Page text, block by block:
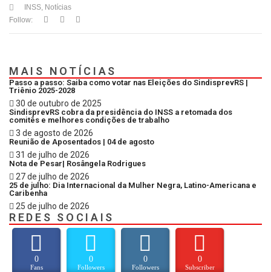
INSS, Notícias
Follow:
MAIS NOTÍCIAS
Passo a passo: Saiba como votar nas Eleições do SindisprevRS |
Triênio 2025-2028
30 de outubro de 2025
SindisprevRS cobra da presidência do INSS a retomada dos
comitês e melhores condições de trabalho
3 de agosto de 2026
Reunião de Aposentados | 04 de agosto
31 de julho de 2026
Nota de Pesar| Rosângela Rodrigues
27 de julho de 2026
25 de julho: Dia Internacional da Mulher Negra, Latino-Americana e
Caribenha
25 de julho de 2026
REDES SOCIAIS
0
Fans
0
Followers
0
Followers
0
Subscriber